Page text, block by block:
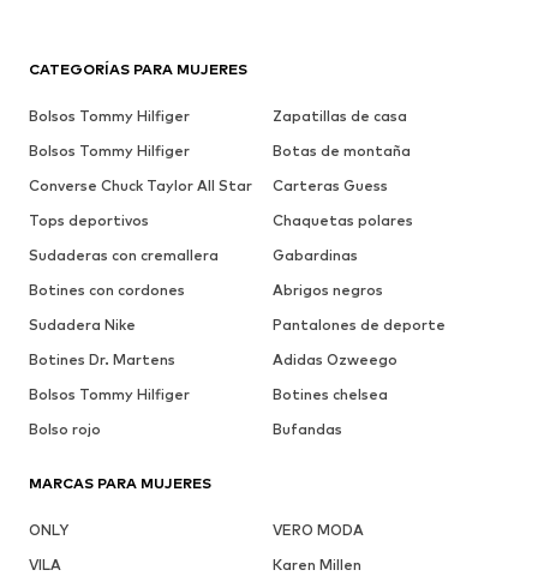
CATEGORÍAS PARA MUJERES
Bolsos Tommy Hilfiger
Zapatillas de casa
Bolsos Tommy Hilfiger
Botas de montaña
Converse Chuck Taylor All Star
Carteras Guess
Tops deportivos
Chaquetas polares
Sudaderas con cremallera
Gabardinas
Botines con cordones
Abrigos negros
Sudadera Nike
Pantalones de deporte
Botines Dr. Martens
Adidas Ozweego
Bolsos Tommy Hilfiger
Botines chelsea
Bolso rojo
Bufandas
MARCAS PARA MUJERES
ONLY
VERO MODA
VILA
Karen Millen